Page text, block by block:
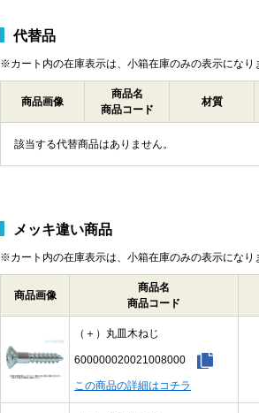
代替品
※カート内の在庫表示は、小箱在庫のみの表示にな
商品画像
商品名
商品コード
材質
該当する代替商品はありません。
メッキ違い商品
※カート内の在庫表示は、小箱在庫のみの表示にな
商品画像
商品名
商品コード
（＋）丸皿木ねじ
600000020021008000
この商品の詳細はコチラ